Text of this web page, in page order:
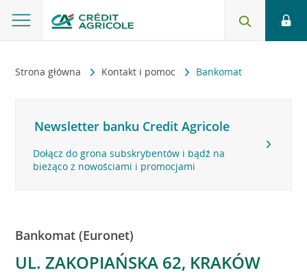
Strona główna Kontakt i pomoc Bankomat
Newsletter banku Credit Agricole
Dołącz do grona subskrybentów i bądź na
bieżąco z nowościami i promocjami
Bankomat (Euronet)
UL. ZAKOPIAŃSKA 62, KRAKÓW